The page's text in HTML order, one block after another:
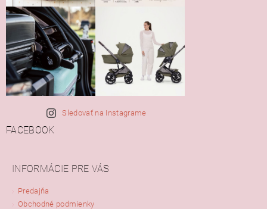
Sledovať na Instagrame
FACEBOOK
INFORMÁCIE PRE VÁS
Predajňa
Obchodné podmienky